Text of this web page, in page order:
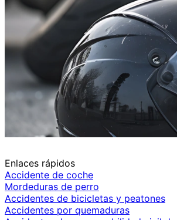
Enlaces rápidos
Accidente de coche
Mordeduras de perro
Accidentes de bicicletas y peatones
Accidentes por quemaduras